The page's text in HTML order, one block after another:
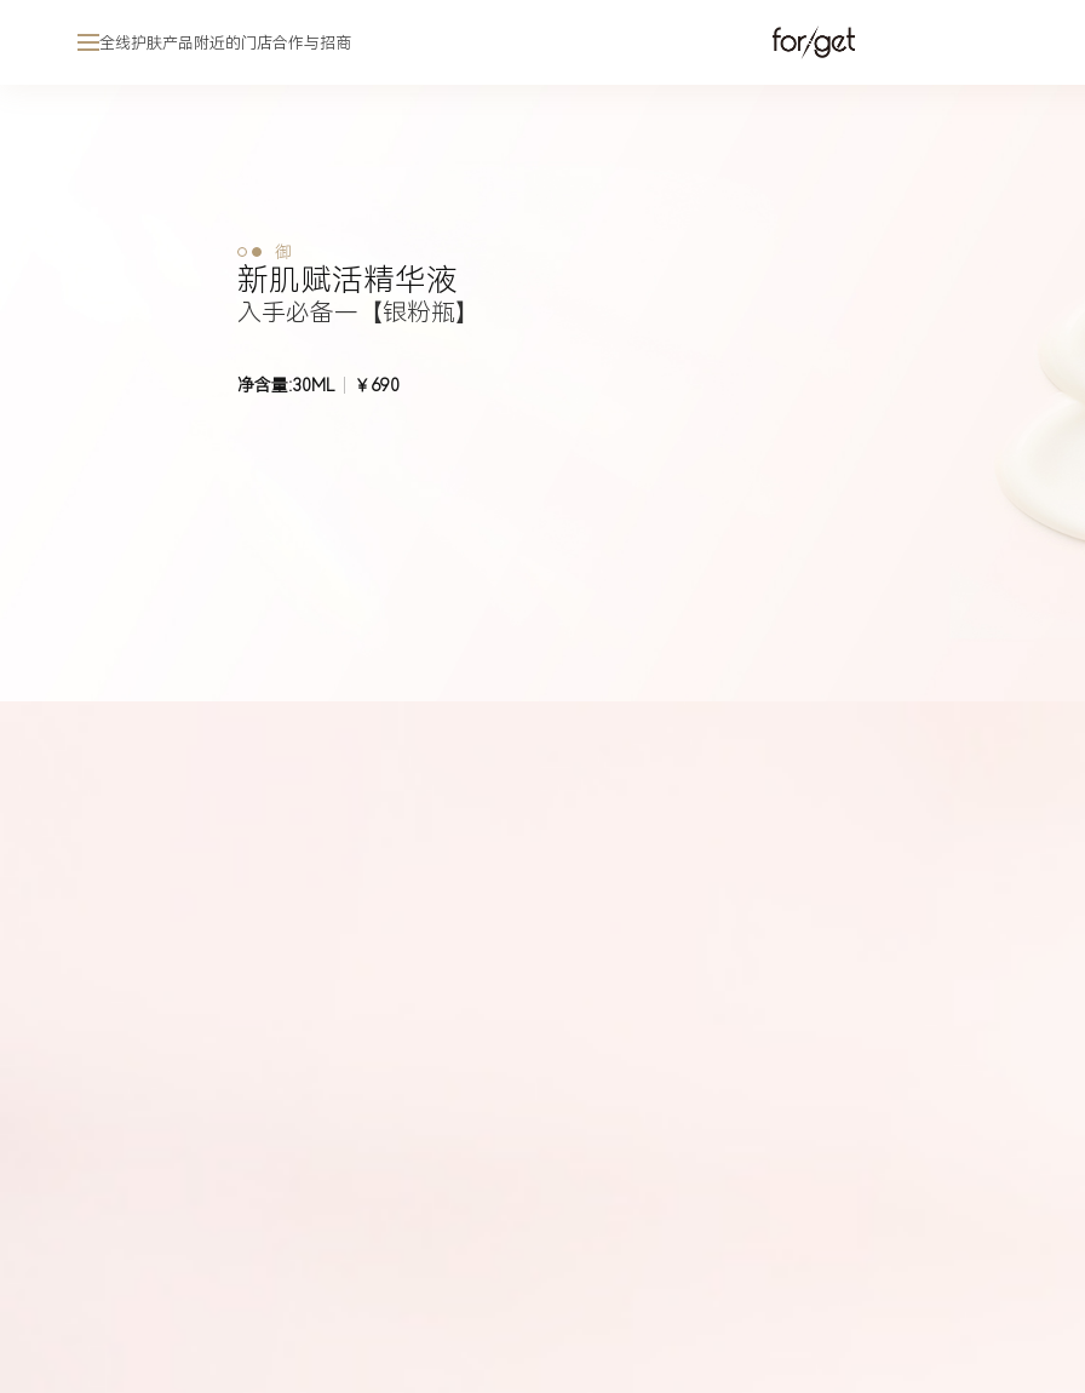
全线护肤产品附近的门店合作与招商
御
新肌赋活精华液
入手必备—【银粉瓶】
净含量:30ML ￥690